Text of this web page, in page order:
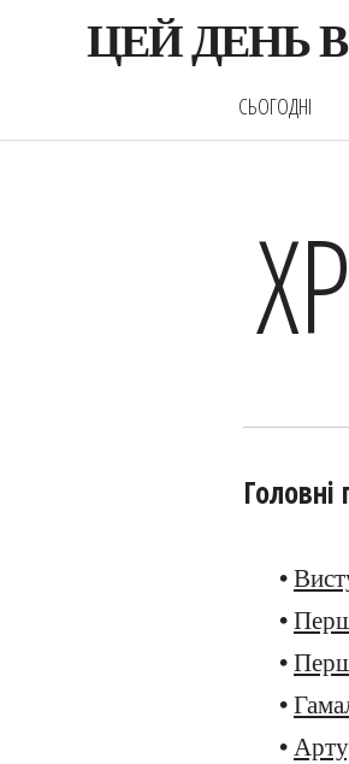
ЦЕЙ ДЕНЬ В
СЬОГОДНІ
Головні
•
•
•
•
•